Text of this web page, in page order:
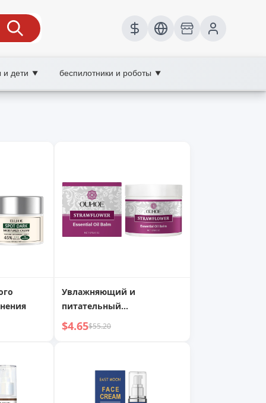
дети ▼ беспилотники и роботы ▼
Увлажняющий и
питательный
ухаживающий крем
$4.65$55.20